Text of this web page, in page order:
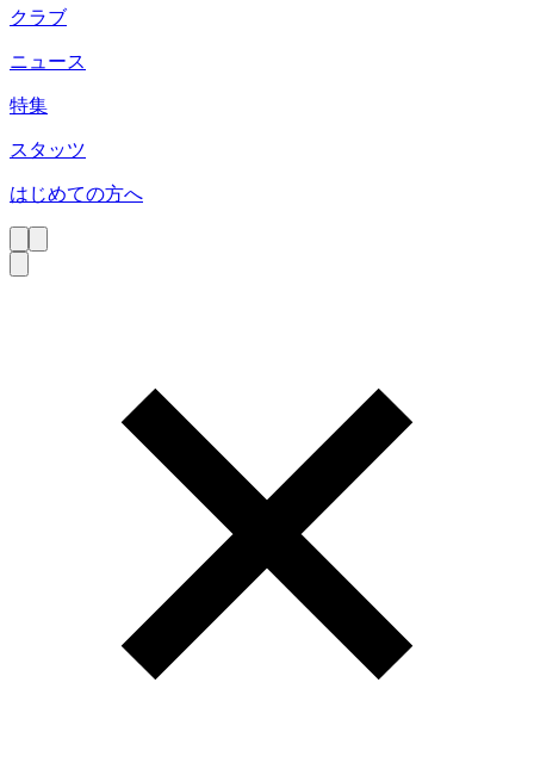
クラブ
ニュース
特集
スタッツ
はじめての方へ